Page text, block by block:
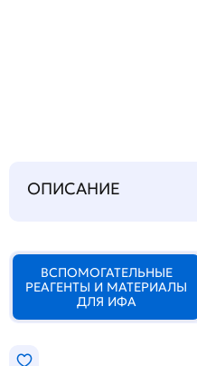
ОПИСАНИЕ
ВСПОМОГАТЕЛЬНЫЕ
РЕАГЕНТЫ И МАТЕРИАЛЫ
ДЛЯ ИФА